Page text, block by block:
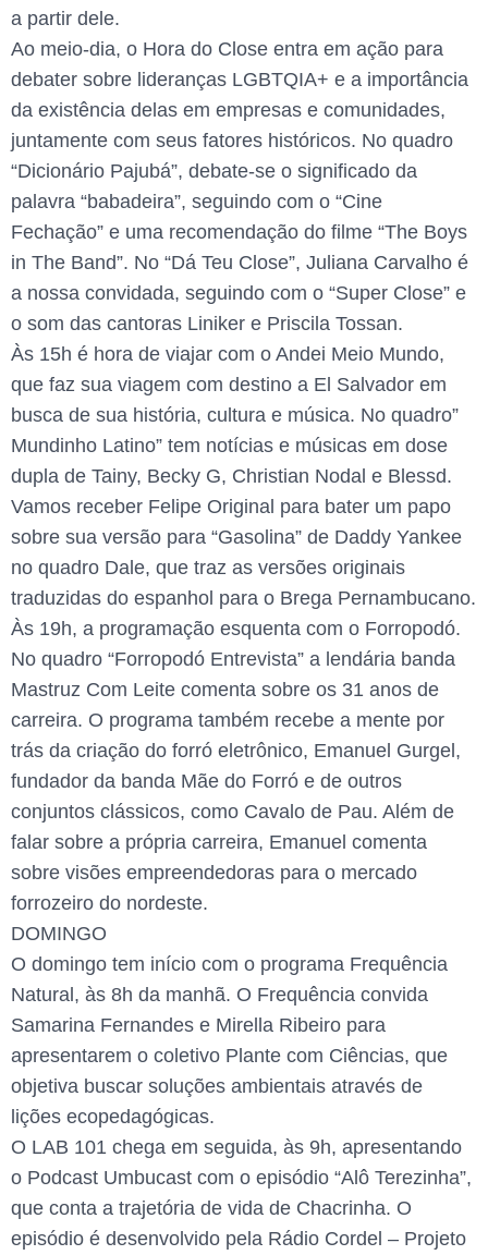
a partir dele.
Ao meio-dia, o Hora do Close entra em ação para
debater sobre lideranças LGBTQIA+ e a importância
da existência delas em empresas e comunidades,
juntamente com seus fatores históricos. No quadro
“Dicionário Pajubá”, debate-se o significado da
palavra “babadeira”, seguindo com o “Cine
Fechação” e uma recomendação do filme “The Boys
in The Band”. No “Dá Teu Close”, Juliana Carvalho é
a nossa convidada, seguindo com o “Super Close” e
o som das cantoras Liniker e Priscila Tossan.
Às 15h é hora de viajar com o Andei Meio Mundo,
que faz sua viagem com destino a El Salvador em
busca de sua história, cultura e música. No quadro”
Mundinho Latino” tem notícias e músicas em dose
dupla de Tainy, Becky G, Christian Nodal e Blessd.
Vamos receber Felipe Original para bater um papo
sobre sua versão para “Gasolina” de Daddy Yankee
no quadro Dale, que traz as versões originais
traduzidas do espanhol para o Brega Pernambucano.
Às 19h, a programação esquenta com o Forropodó.
No quadro “Forropodó Entrevista” a lendária banda
Mastruz Com Leite comenta sobre os 31 anos de
carreira. O programa também recebe a mente por
trás da criação do forró eletrônico, Emanuel Gurgel,
fundador da banda Mãe do Forró e de outros
conjuntos clássicos, como Cavalo de Pau. Além de
falar sobre a própria carreira, Emanuel comenta
sobre visões empreendedoras para o mercado
forrozeiro do nordeste.
DOMINGO
O domingo tem início com o programa Frequência
Natural, às 8h da manhã. O Frequência convida
Samarina Fernandes e Mirella Ribeiro para
apresentarem o coletivo Plante com Ciências, que
objetiva buscar soluções ambientais através de
lições ecopedagógicas.
O LAB 101 chega em seguida, às 9h, apresentando
o Podcast Umbucast com o episódio “Alô Terezinha”,
que conta a trajetória de vida de Chacrinha. O
episódio é desenvolvido pela Rádio Cordel – Projeto